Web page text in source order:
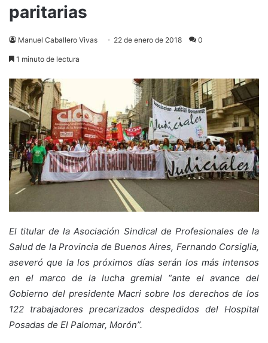
paritarias
Manuel Caballero Vivas 22 de enero de 2018 0
1 minuto de lectura
El titular de la Asociación Sindical de Profesionales de la
Salud de la Provincia de Buenos Aires, Fernando Corsiglia,
aseveró que la los próximos días serán los más intensos
en el marco de la lucha gremial “ante el avance del
Gobierno del presidente Macri sobre los derechos de los
122 trabajadores precarizados despedidos del Hospital
Posadas de El Palomar, Morón”.